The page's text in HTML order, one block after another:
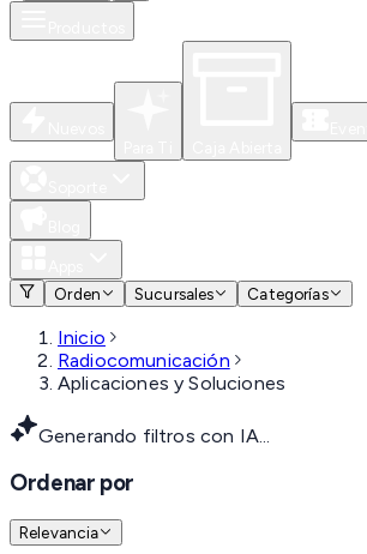
Orden
Sucursales Categorías
Inicio
Radiocomunicación
Aplicaciones y Soluciones
Generando filtros con IA...
Ordenar por
Relevancia